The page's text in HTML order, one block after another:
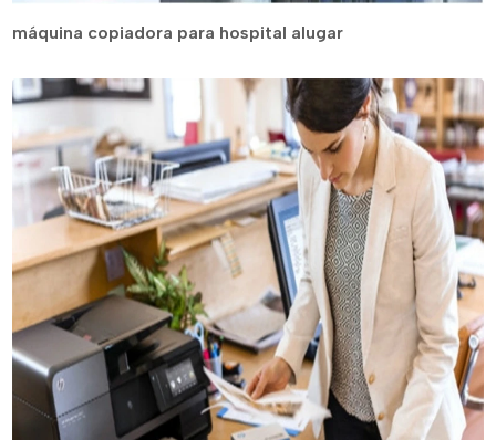
máquina copiadora para hospital alugar